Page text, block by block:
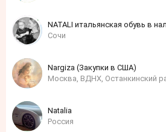
Сочи
Nargiza (Закупки в США)
Natalia
Россия